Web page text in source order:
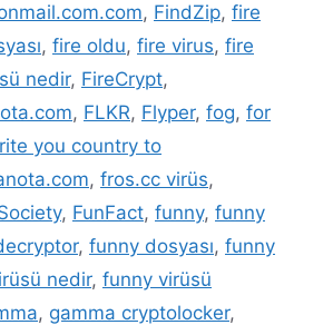
, FindZip, fire
, fire oldu, fire virus, fire
nedir, FireCrypt,
, FLKR, Flyper, fog, for
you country to
, fros.cc virüs,
, FunFact, funny, funny
, funny dosyası, funny
nedir, funny virüsü
, gamma cryptolocker,